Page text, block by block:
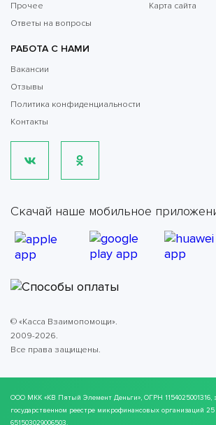
Прочее
Ответы на вопросы
Карта сайта
РАБОТА С НАМИ
Вакансии
Отзывы
Политика конфиденциальности
Контакты
Скачай наше мобильное
© «Касса Взаимопомощи».
2009-2026.
Все права защищены.
ООО МКК «КВ Пятый Элемент Деньги», ОГРН 1154025001316,
государственном реестре микрофинансовых организаций
651503029006503.